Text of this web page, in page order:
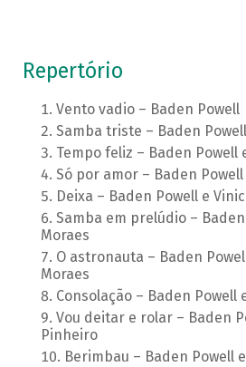
Repertório
Vento vadio – Baden Powell
Samba triste – Baden
Tempo feliz – Baden Powell
Só por amor – Baden
Deixa – Baden Powell e
Samba em prelúdio –
Moraes
O astronauta – Baden
Moraes
Consolação – Baden Powell
Vou deitar e rolar – Baden
Pinheiro
Berimbau – Baden Powell